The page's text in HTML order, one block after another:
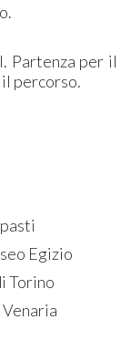
Partenza per il
percorso.
Egizio
Torino